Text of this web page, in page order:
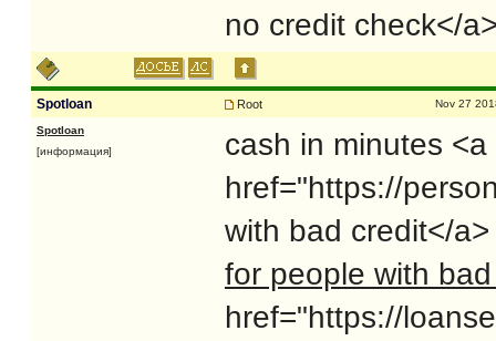
no credit check</
Spotloan Root Nov 27
Spotloan
[информация]
cash in minutes <a
href="https://
with bad credit</
for people with
href="https://